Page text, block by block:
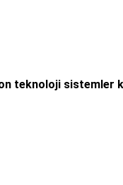
teknoloji sistemler